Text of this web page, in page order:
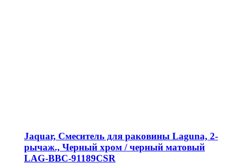
Jaquar, Смеситель для раковины Laguna, 2-
рычаж., Черный хром / черный матовый
LAG-BBC-91189CSR